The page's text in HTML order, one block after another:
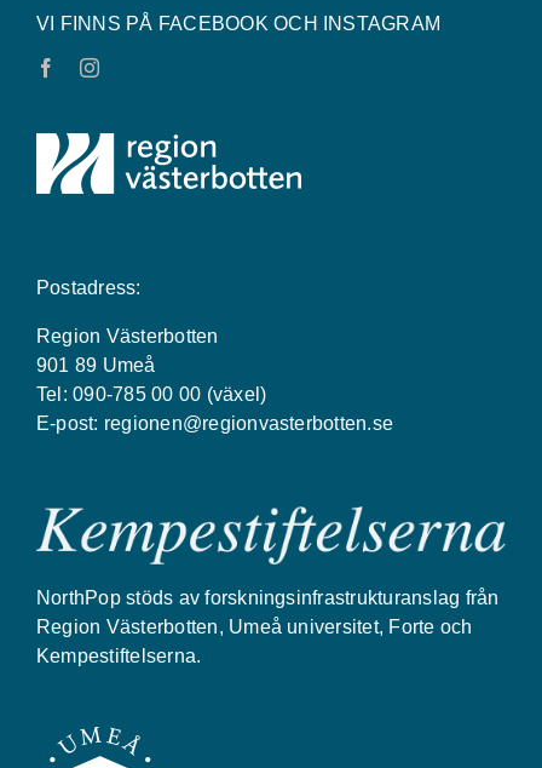
VI FINNS PÅ FACEBOOK OCH INSTAGRAM
Postadress:
Region Västerbotten
901 89 Umeå
Tel: 090-785 00 00 (växel)
E-post: regionen@regionvasterbotten.se
NorthPop stöds av forskningsinfrastrukturanslag från
Region Västerbotten, Umeå universitet, Forte och
Kempestiftelserna.